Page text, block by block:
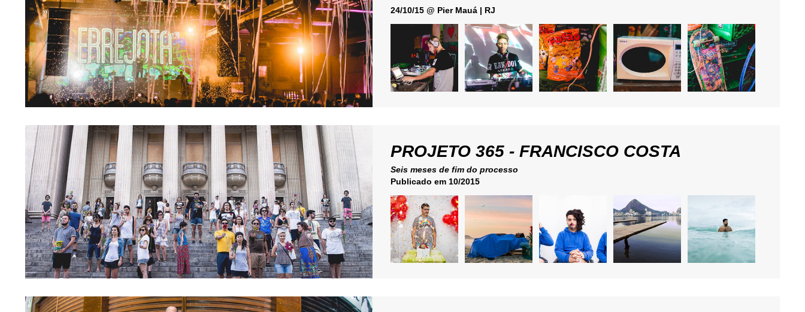
24/10/15 @ Pier Mauá | RJ
PROJETO 365 - FRANCISCO COSTA
Seis meses de fim do processo
Publicado em 10/2015